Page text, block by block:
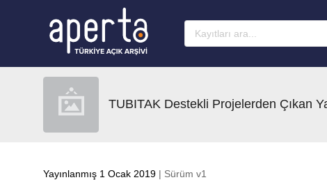
TUBITAK Destekli Projelerden Çıkan
Yayınlanmış 1 Ocak 2019 | Sürüm v1